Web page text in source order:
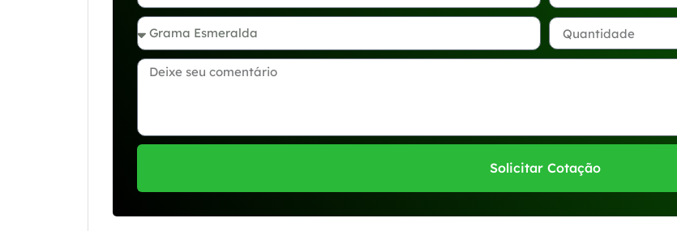
Solicitar Cotação